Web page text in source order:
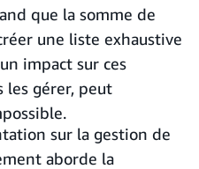
que la somme de
une liste exhaustive
impact sur ces
les gérer, peut
sur la gestion de
aborde la